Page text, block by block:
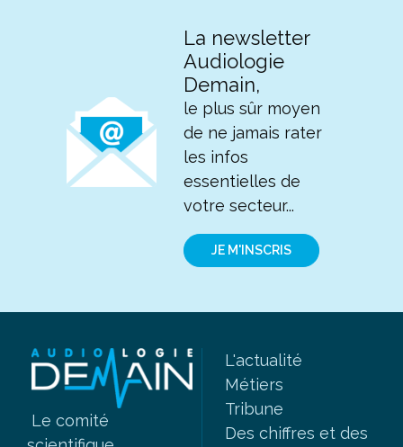
La newsletter
Audiologie
Demain,
le plus sûr moyen
de ne jamais rater
les infos
essentielles de
votre secteur...
JE M'INSCRIS
Le comité
L'actualité
Métiers
Tribune
Des chiffres et des